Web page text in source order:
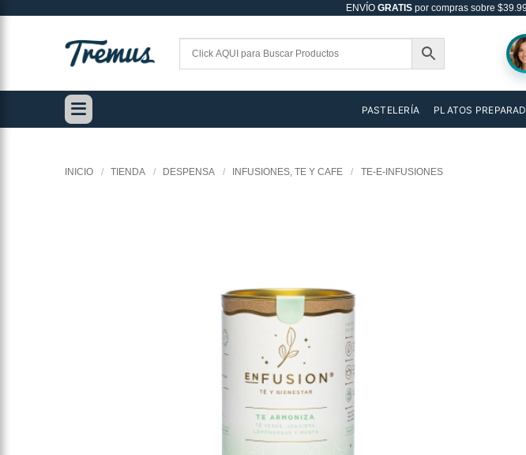
ENVÍO GRATISpor compras sobre
PASTELERÍA PLATOS
INICIO / TIENDA / DESPENSA / INFUSIONES, TE Y CAFE / TE-E-INFUSIONES